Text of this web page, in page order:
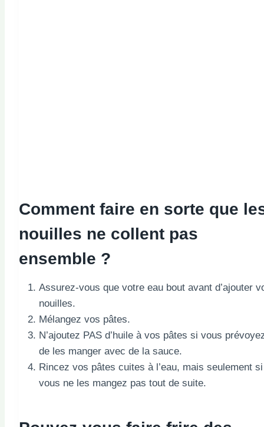
Comment faire en sorte que
nouilles ne collent pas
ensemble ?
Assurez-vous que votre eau bout avant d’ajouter
nouilles.
Mélangez vos pâtes.
N’ajoutez PAS d’huile à vos pâtes si vous
de les manger avec de la sauce.
Rincez vos pâtes cuites à l’eau, mais seulement si
vous ne les mangez pas tout de suite.